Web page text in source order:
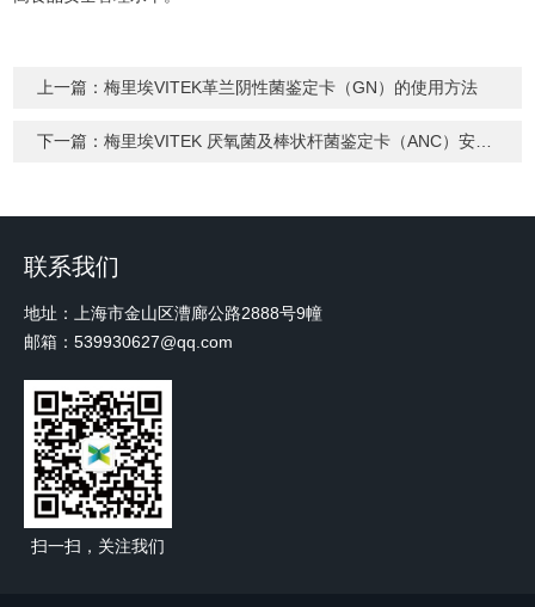
上一篇：梅里埃VITEK革兰阴性菌鉴定卡（GN）的使用方法
下一篇：梅里埃VITEK 厌氧菌及棒状杆菌鉴定卡（ANC）安全使用指南
联系我们
地址：上海市金山区漕廊公路2888号9幢
邮箱：539930627@qq.com
扫一扫，关注我们